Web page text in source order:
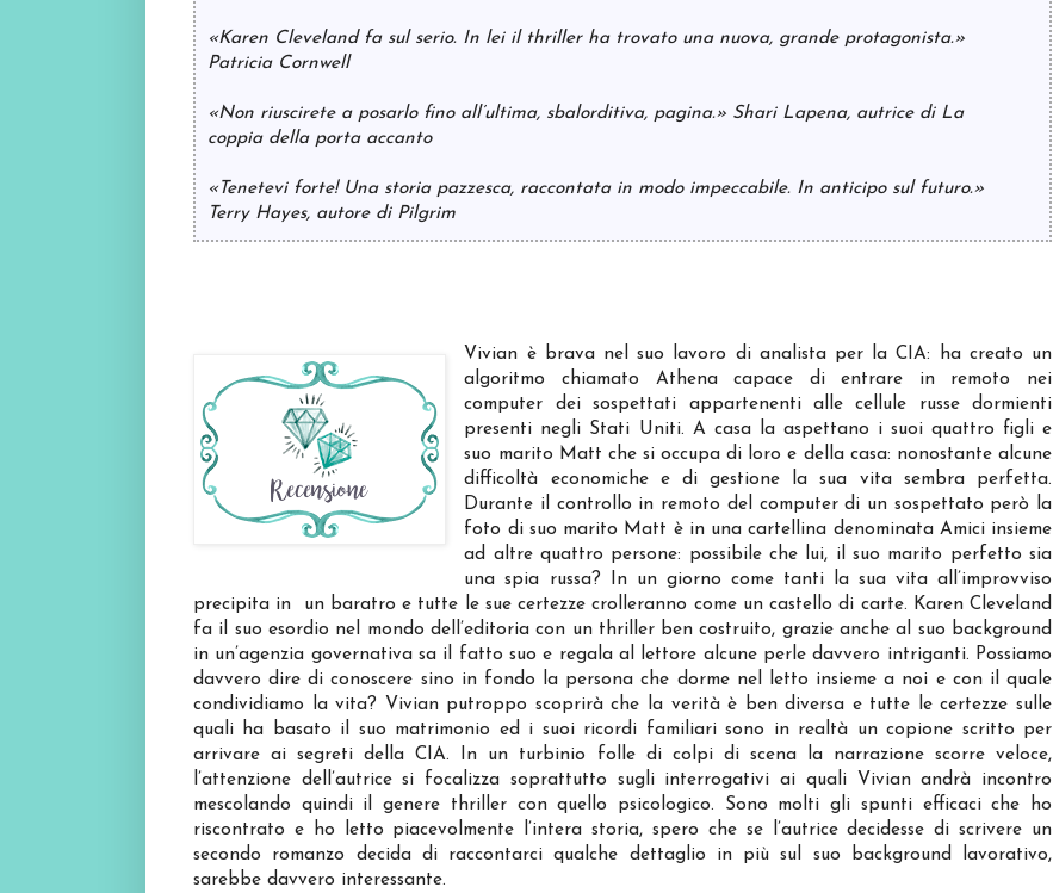
«Karen Cleveland fa sul serio. In lei il thriller ha trovato una nuova, grande protagonista.»
Patricia Cornwell
«Non riuscirete a posarlo fino all’ultima, sbalorditiva, pagina.» Shari Lapena, autrice di La
coppia della porta accanto
«Tenetevi forte! Una storia pazzesca, raccontata in modo impeccabile. In anticipo sul futuro.»
Terry Hayes, autore di Pilgrim
Vivian è brava nel suo lavoro di analista per la CIA: ha creato un
algoritmo chiamato Athena capace di entrare in remoto nei
computer dei sospettati appartenenti alle cellule russe dormienti
presenti negli Stati Uniti. A casa la aspettano i suoi quattro figli e
suo marito Matt che si occupa di loro e della casa: nonostante alcune
difficoltà economiche e di gestione la sua vita sembra perfetta.
Durante il controllo in remoto del computer di un sospettato però la
foto di suo marito Matt è in una cartellina denominata Amici insieme
ad altre quattro persone: possibile che lui, il suo marito perfetto sia
una spia russa? In un giorno come tanti la sua vita all’improvviso
precipita in un baratro e tutte le sue certezze crolleranno come un castello di carte. Karen Cleveland
fa il suo esordio nel mondo dell’editoria con un thriller ben costruito, grazie anche al suo background
in un’agenzia governativa sa il fatto suo e regala al lettore alcune perle davvero intriganti. Possiamo
davvero dire di conoscere sino in fondo la persona che dorme nel letto insieme a noi e con il quale
condividiamo la vita? Vivian putroppo scoprirà che la verità è ben diversa e tutte le certezze sulle
quali ha basato il suo matrimonio ed i suoi ricordi familiari sono in realtà un copione scritto per
arrivare ai segreti della CIA. In un turbinio folle di colpi di scena la narrazione scorre veloce,
l’attenzione dell’autrice si focalizza soprattutto sugli interrogativi ai quali Vivian andrà incontro
mescolando quindi il genere thriller con quello psicologico. Sono molti gli spunti efficaci che ho
riscontrato e ho letto piacevolmente l’intera storia, spero che se l’autrice decidesse di scrivere un
secondo romanzo decida di raccontarci qualche dettaglio in più sul suo background lavorativo,
sarebbe davvero interessante.